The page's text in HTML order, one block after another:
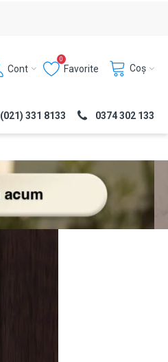
Cont
0
Favorite Coș
(021) 331 8133 0374 302 133